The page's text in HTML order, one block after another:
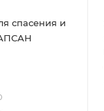
спасения и